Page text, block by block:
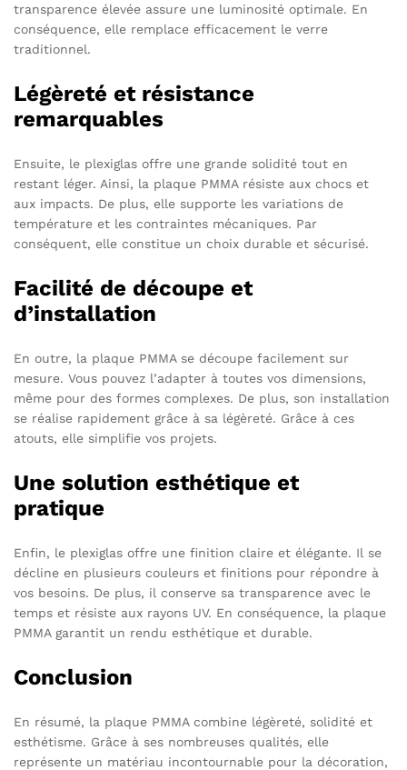
transparence élevée assure une luminosité optimale. En
conséquence, elle remplace efficacement le verre
traditionnel.
Légèreté et résistance
remarquables
Ensuite, le plexiglas offre une grande solidité tout en
restant léger. Ainsi, la plaque PMMA résiste aux chocs et
aux impacts. De plus, elle supporte les variations de
température et les contraintes mécaniques. Par
conséquent, elle constitue un choix durable et sécurisé.
Facilité de découpe et
d’installation
En outre, la plaque PMMA se découpe facilement sur
mesure. Vous pouvez l’adapter à toutes vos dimensions,
même pour des formes complexes. De plus, son installation
se réalise rapidement grâce à sa légèreté. Grâce à ces
atouts, elle simplifie vos projets.
Une solution esthétique et
pratique
Enfin, le plexiglas offre une finition claire et élégante. Il se
décline en plusieurs couleurs et finitions pour répondre à
vos besoins. De plus, il conserve sa transparence avec le
temps et résiste aux rayons UV. En conséquence, la plaque
PMMA garantit un rendu esthétique et durable.
Conclusion
En résumé, la plaque PMMA combine légèreté, solidité et
esthétisme. Grâce à ses nombreuses qualités, elle
représente un matériau incontournable pour la décoration,